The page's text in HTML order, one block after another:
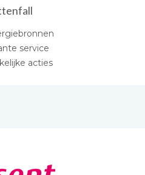
service
acties